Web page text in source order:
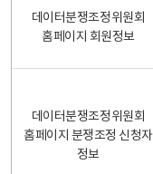
데이터분쟁조정위원회
홈페이지 회원정보
데이터분쟁조정위원회
홈페이지 분쟁조정 신청자
정보